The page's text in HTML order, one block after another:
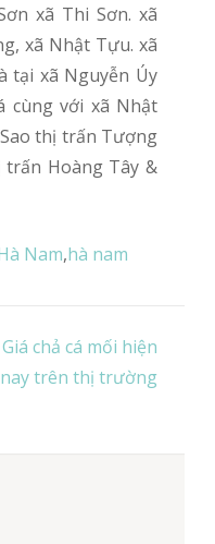
xã Thi Sơn. xã
xã Nhật Tựu. xã
tại xã Nguyễn Úy
cùng với xã Nhật
thị trấn Tượng
trấn Hoàng Tây &
Nam,hà nam
Giá chả cá mối hiện
nay trên thị trường